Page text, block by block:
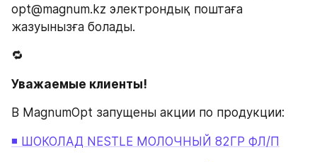
opt@magnum.kz электрондық поштаға
жазуынызға болады.
🔁
Уважаемые клиенты!
В MagnumOpt запущены акции по продукции:
◾ ШОКОЛАД NESTLE МОЛОЧНЫЙ 82ГР ФЛ/П